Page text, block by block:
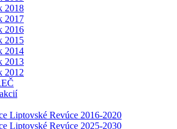
2018
2017
2016
2015
2014
2013
2012
Liptovské Revúce 2016-2020
Liptovské Revúce 2025-2030